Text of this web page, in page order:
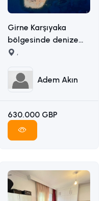
Girne Karşıyaka
bölgesinde denize
yakın uygun fiyata
satılık arazi İLETİŞİM
ADEM AKIN
,
Adem Akın
630.000 GBP